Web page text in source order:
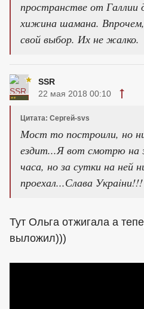
пространстве от Галлии
хижина шамана.
свой выбор. Их не жалко.
SSR
22 мая 2018 00:10
Цитата: Сергей-svs
Мост то построили, но
ездит...Я вот смотрю
часа, но за сутки на ней
проехал...Слава Украiни!!!
Тут Ольга отжигала а
выложил)))